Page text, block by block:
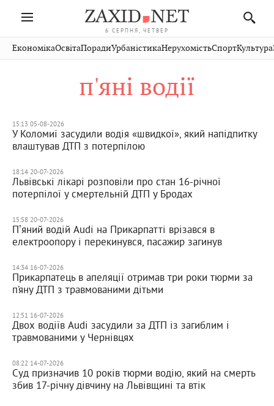
6 СЕРПНЯ, ЧЕТВЕР
Івано-
Франківськ
Рівне
Чернівці
Стрий
Хмельницький
Публікації
Авто СловкоКультура
Кіно Дім
ЕкономікаОсвітаПорадиУрбаністикаНерухомістьСпортКультура
п'яні водії
15:13 05-08-2026
У Коломиї засудили водія «швидкої», який напідпитку
влаштував ДТП з потерпілою
18:14 20-07-2026
Львівські лікарі розповіли про стан 16-річної
потерпілої у смертельній ДТП у Бродах
15:58 20-07-2026
Пʼяний водій Audi на Прикарпатті врізався в
електроопору і перекинувся, пасажир загинув
14:34 16-07-2026
Прикарпатець в апеляції отримав три роки тюрми за
п’яну ДТП з травмованими дітьми
12:51 16-07-2026
Двох водіїв Audi засудили за ДТП із загиблим і
травмованими у Чернівцях
08:22 14-07-2026
Суд призначив 10 років тюрми водію, який на смерть
збив 17-річну дівчину на Львівщині та втік